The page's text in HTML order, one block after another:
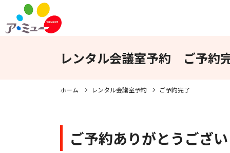
WEBチラシ
レンタル会議室予約 ご予約
ホーム レンタル会議室予約 ご予約完了
ご予約ありがとうござ